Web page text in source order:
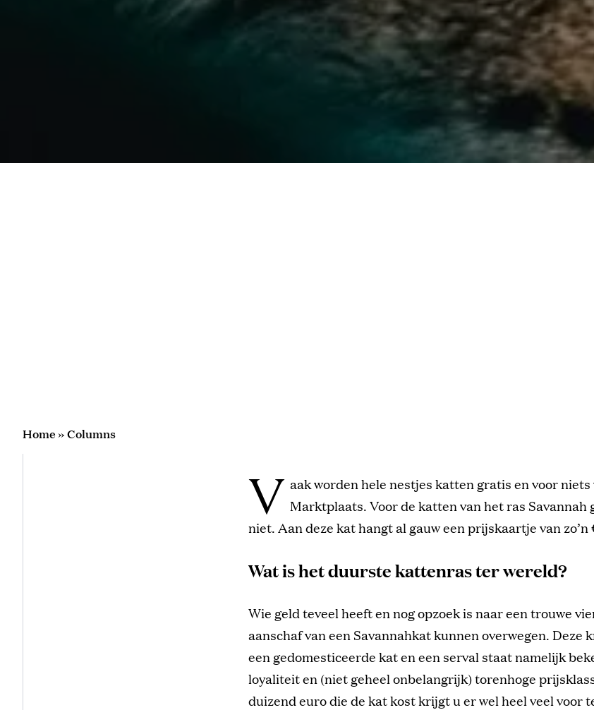
Home»Columns
V aak worden hele nestjes katten gratis en voor niets
Marktplaats. Voor de katten van het ras Savannah
niet. Aan deze kat hangt al gauw een prijskaartje van zo’n
Wat is het duurste kattenras ter wereld?
Wie geld teveel heeft en nog opzoek is naar een trouwe
aanschaf van een Savannahkat kunnen overwegen. Deze
een gedomesticeerde kat en een serval staat namelijk
loyaliteit en (niet geheel onbelangrijk) torenhoge
duizend euro die de kat kost krijgt u er wel heel veel voor